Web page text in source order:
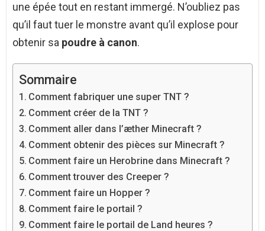
une épée tout en restant immergé. N’oubliez pas
qu’il faut tuer le monstre avant qu’il explose pour
obtenir sa poudre à canon.
Sommaire
Comment fabriquer une super TNT ?
Comment créer de la TNT ?
Comment aller dans l’æther Minecraft ?
Comment obtenir des pièces sur Minecraft ?
Comment faire un Herobrine dans Minecraft ?
Comment trouver des Creeper ?
Comment faire un Hopper ?
Comment faire le portail ?
Comment faire le portail de Land heures ?